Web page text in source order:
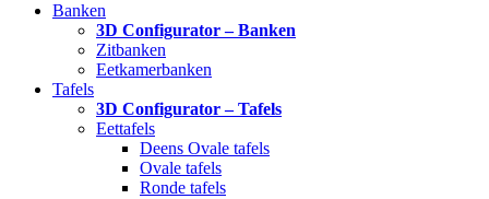
Banken
3D Configurator – Banken
Zitbanken
Eetkamerbanken
Tafels
3D Configurator – Tafels
Eettafels
Deens Ovale tafels
Ovale tafels
Ronde tafels